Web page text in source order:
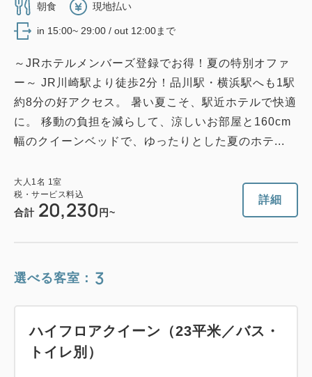
朝食 現地払い
in 15:00~ 29:00 / out 12:00まで
～JRホテルメンバーズ登録でお得！夏の特別オファ
ー～ JR川崎駅より徒歩2分！品川駅・横浜駅へも1駅
約8分の好アクセス。 暑い夏こそ、駅近ホテルで快適
に。 移動の負担を減らして、涼しいお部屋と160cm
幅のクイーンベッドで、ゆったりとした夏のホテ...
大人 1 名 1 室
税・サービス料込
合計 20,230 円~
詳細
選べる客室： 3
ハイフロアクイーン（23平米／バス・
トイレ別）